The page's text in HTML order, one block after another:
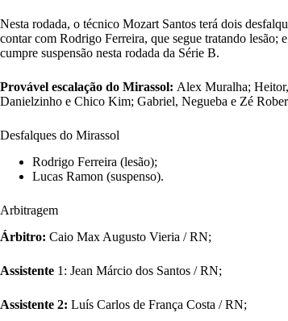
Nesta rodada, o técnico Mozart Santos terá dois
contar com Rodrigo Ferreira, que segue tratando lesão;
cumpre suspensão nesta rodada da Série B.
Provável escalação do Mirassol: Alex Muralha;
Danielzinho e Chico Kim; Gabriel, Negueba e Zé
Desfalques do Mirassol
Rodrigo Ferreira (lesão);
Lucas Ramon (suspenso).
Arbitragem
Árbitro: Caio Max Augusto Vieria / RN;
Assistente 1: Jean Márcio dos Santos / RN;
Assistente 2: Luís Carlos de França Costa / RN;